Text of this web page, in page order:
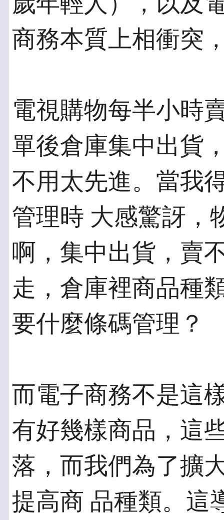
商務本質上相衝突
電視購物每半小時
單後倉庫集中出貨
不用太先進。當我
管理時 大感驚訝，
啊，集中出貨，賣
走，倉庫裡商品種
要什麼條碼管理？
而電子商務不是這
有好幾樣商品，這
落，而我們為了擴
提高商 品種類。這